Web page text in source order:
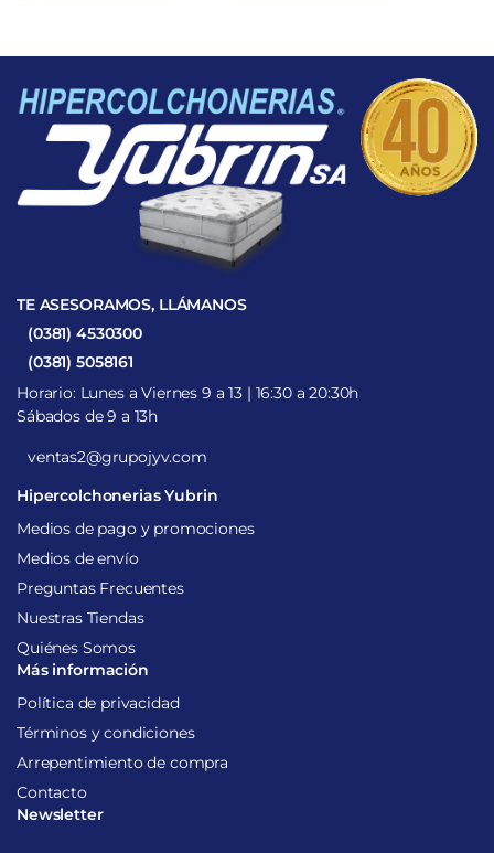
TE ASESORAMOS, LLÁMANOS
(0381) 4530300
(0381) 5058161
Horario: Lunes a Viernes 9 a 13 | 16:30 a 20:30h
Sábados de 9 a 13h
ventas2@grupojyv.com
Hipercolchonerias Yubrin
Medios de pago y promociones
Medios de envío
Preguntas Frecuentes
Nuestras Tiendas
Quiénes Somos
Más información
Política de privacidad
Términos y condiciones
Arrepentimiento de compra
Contacto
Newsletter